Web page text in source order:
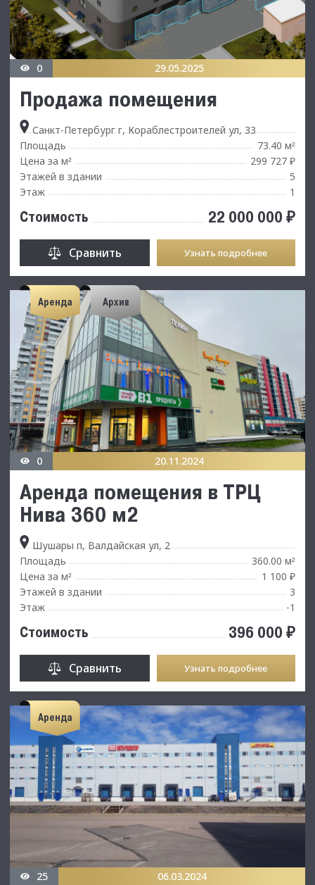
0 29.05.2025
Продажа помещения
Санкт-Петербург г, Кораблестроителей ул, 33
Площадь
73.40 м²
Цена за м²
299 727 ₽
Этажей в здании
5
Этаж
1
Стоимость 22 000 000 ₽
Сравнить Узнать подробнее
Аренда Архив
0 20.11.2024
Аренда помещения в ТРЦ
Нива 360 м2
Шушары п, Валдайская ул, 2
Площадь
360.00 м²
Цена за м²
1 100 ₽
Этажей в здании
3
Этаж
-1
Стоимость 396 000 ₽
Сравнить Узнать подробнее
Аренда
25 06.03.2024